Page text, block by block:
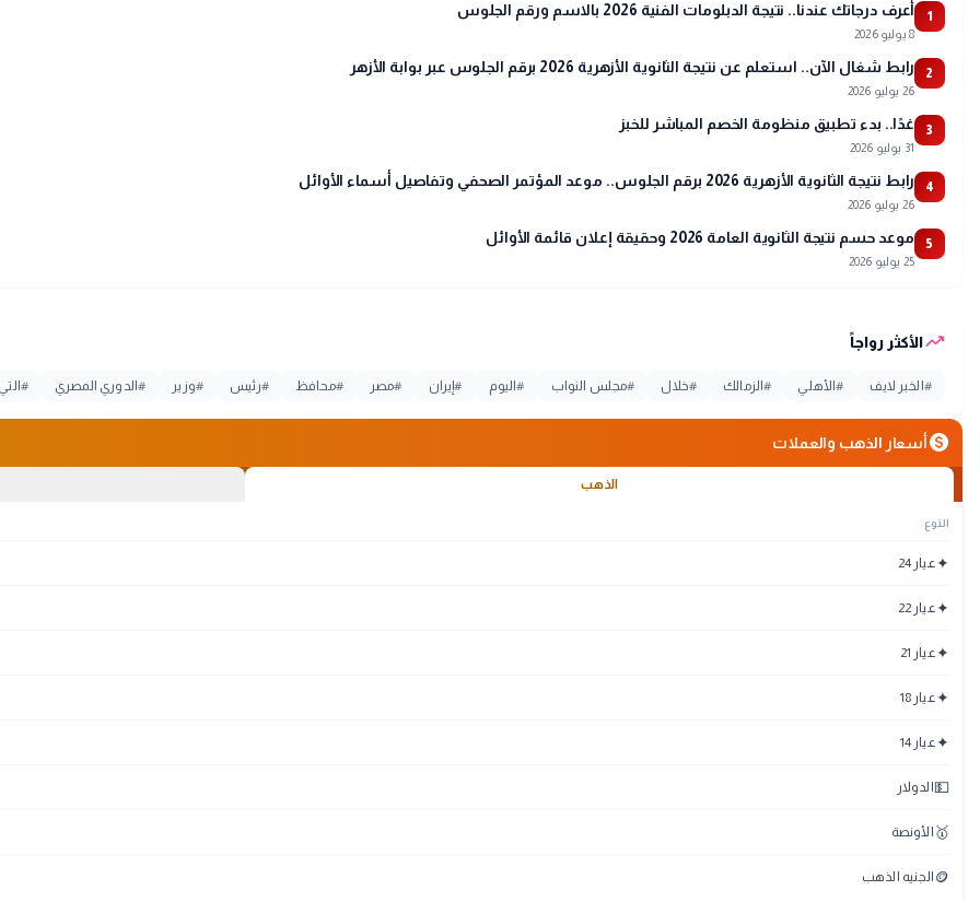
1 أعرف درجاتك عندنا.. نتيجة الدبلومات الفنية 2026 بالاسم ورقم الجلوس
8 يوليو 2026
2 رابط شغال الآن.. استعلم عن نتيجة الثانوية الأزهرية 2026 برقم الجلوس عبر بوابة الأزهر
26 يوليو 2026
3 غدًا.. بدء تطبيق منظومة الخصم المباشر للخبز
31 يوليو 2026
4 رابط نتيجة الثانوية الأزهرية 2026 برقم الجلوس.. موعد المؤتمر الصحفي وتفاصيل أسماء الأوائل
26 يوليو 2026
5 موعد حسم نتيجة الثانوية العامة 2026 وحقيقة إعلان قائمة الأوائل
25 يوليو 2026
trending_upالأكثر رواجاً
# الخبر لايف #الأهلي #الزمالك #خلال #مجلس النواب #اليوم #إيران #مصر #محافظ #رئيس #وزير #الدوري المصري # التي
monetization_onأسعار الذهب والعملات
الذهب
النوع
✦عيار 24
✦عيار 22
✦عيار 21
✦عيار 18
✦عيار 14
💵 الدولار
🥇 الأونصة
🪙 الجنيه الذهب